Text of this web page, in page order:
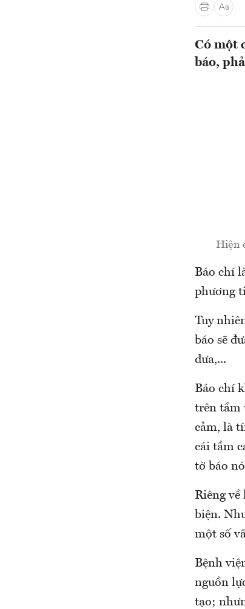
Có một
báo,
Hiện
Báo chí
phương
Tuy
báo sẽ
đưa,...
Báo chí
trên tầm
cảm, là
cái tầm
tờ báo
Riêng
biện.
một số
Bệnh
nguồn
tạo;